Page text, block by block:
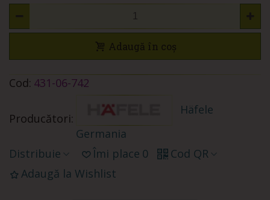
Adaugă în coș
Cod: 431-06-742
Producători:
Häfele
Germania
Distribuie
Îmi place 0
Cod QR
Adaugă la Wishlist